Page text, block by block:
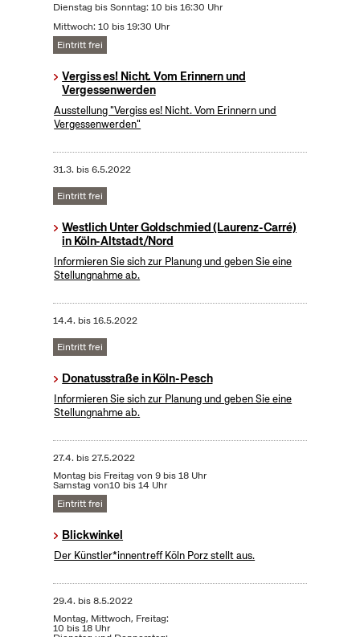
Dienstag bis Sonntag: 10 bis 16:30 Uhr
Mittwoch: 10 bis 19:30 Uhr
Eintritt frei
Vergiss es! Nicht. Vom Erinnern und
Vergessenwerden
Ausstellung "Vergiss es! Nicht. Vom Erinnern und
Vergessenwerden"
31.3. bis6.5.2022
Eintritt frei
Westlich Unter Goldschmied (Laurenz-Carré)
in Köln-Altstadt/Nord
Informieren Sie sich zur Planung und geben Sie eine
Stellungnahme ab.
14.4. bis16.5.2022
Eintritt frei
Donatusstraße in Köln-Pesch
Informieren Sie sich zur Planung und geben Sie eine
Stellungnahme ab.
27.4. bis27.5.2022
Montag bis Freitag von 9 bis 18 Uhr
Samstag von10 bis 14 Uhr
Eintritt frei
Blickwinkel
Der Künstler*innentreff Köln Porz stellt aus.
29.4. bis8.5.2022
Montag, Mittwoch, Freitag:
10 bis 18 Uhr